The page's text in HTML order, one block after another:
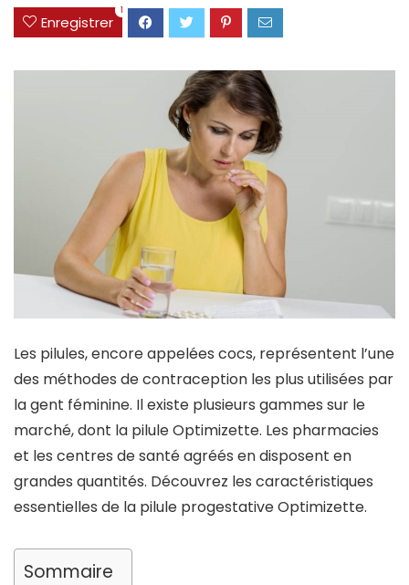
Enregistrer
1
Les pilules, encore appelées cocs, représentent l’une
des méthodes de contraception les plus utilisées par
la gent féminine. Il existe plusieurs gammes sur le
marché, dont la pilule Optimizette. Les pharmacies
et les centres de santé agréés en disposent en
grandes quantités. Découvrez les caractéristiques
essentielles de la pilule progestative Optimizette.
Sommaire